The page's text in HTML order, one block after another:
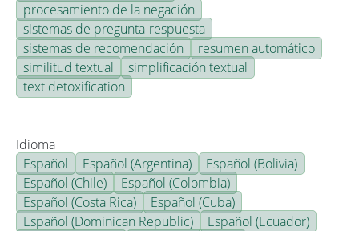
procesamiento de la negación
sistemas de pregunta-respuesta
sistemas de recomendación
resumen automático
similitud textual
simplificación textual
text detoxification
Idioma
Español
Español (Argentina)
Español (Bolivia)
Español (Chile)
Español (Colombia)
Español (Costa Rica)
Español (Cuba)
Español (Dominican Republic)
Español (Ecuador)